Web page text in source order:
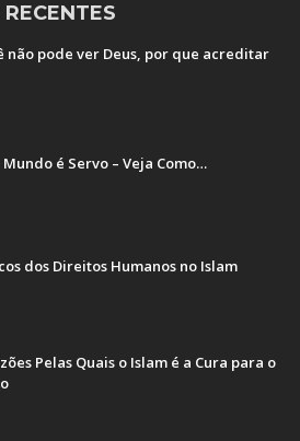
não pode ver Deus, por que acreditar
é Servo – Veja Como…
dos Direitos Humanos no Islam
Pelas Quais o Islam é a Cura para o